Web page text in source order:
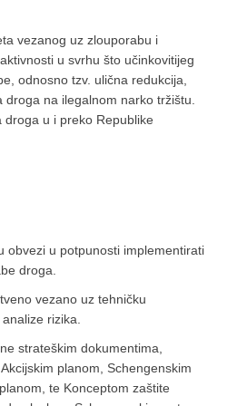
vezanog uz zlouporabu i
u svrhu što učinkovitijeg
odnosno tzv. ulična redukcija,
na ilegalnom narko tržištu.
u i preko Republike
obvezi u potpunosti implementirati
droga.
vezano uz tehničku
rizika.
strateškim dokumentima,
planom, Schengenskim
te Konceptom zaštite